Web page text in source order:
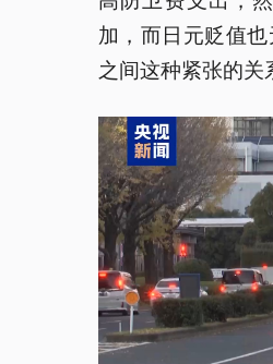
加，而日元贬值
之间这种紧张的关